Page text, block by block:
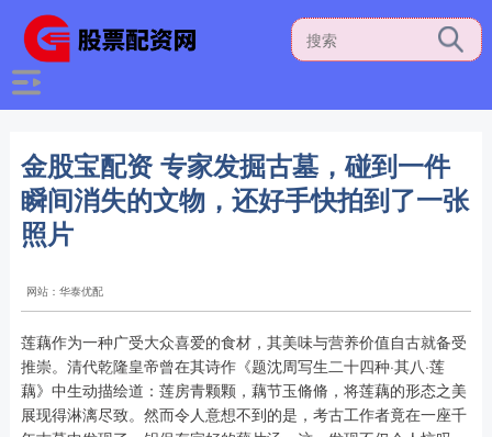
金股宝配资 专家发掘古墓，碰到一件
瞬间消失的文物，还好手快拍到了一张
照片
网站：华泰优配
莲藕作为一种广受大众喜爱的食材，其美味与营养价值自古就备受
推崇。清代乾隆皇帝曾在其诗作《题沈周写生二十四种·其八·莲
藕》中生动描绘道：莲房青颗颗，藕节玉脩脩，将莲藕的形态之美
展现得淋漓尽致。然而令人意想不到的是，考古工作者竟在一座千